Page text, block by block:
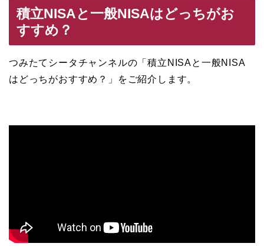
積立NISAと一般NISAはどっちがお
すすめ？
つみたてシータチャンネルの「積立NISAと一般NISA
はどっちがおすすめ？」をご紹介します。